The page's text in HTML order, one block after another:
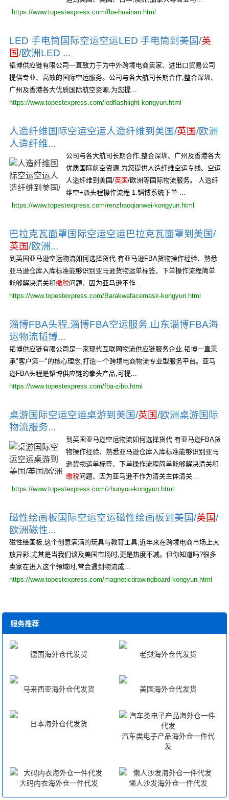
https://www.topestexpress.com/fba-huainan.html
LED 手电筒国际空运空运LED 手电筒到美国/英
国/欧洲LED ...
韬博供应链有限公司一直致力于为中外跨境电商卖家、进出口贸易公司
提供专业、高效的国际空运服务。公司与各大航司长期合作,整合深圳、
广州及香港各大优质国际航空资源,为您提...
https://www.topestexpress.com/ledflashlight-kongyun.html
人造纤维国际空运空运人造纤维到美国/英国/欧洲
人造纤维...
公司与各大航司长期合作,整合深圳、广州及香港各大
优质国际航空资源,为您提供人造纤维空运专线、空运
人造纤维到美国/英国/欧洲等国际物流服务。 人造纤
维空+派头程操作流程 1.韬博系统下单 ...
https://www.topestexpress.com/renzhaoqianwei-kongyun.html
巴拉克瓦面罩国际空运空运巴拉克瓦面罩到美国/
英国/欧洲...
到英国亚马逊空运物流如何选择货代 有亚马逊FBA货物操作经验、熟悉
亚马逊仓库入库标准能够识别亚马逊货物运单标签、下单操作流程简单
能够解决清关和缴税问题、因为亚马逊不作...
https://www.topestexpress.com/Barakwafacemask-kongyun.html
淄博FBA头程,淄博FBA空运服务,山东淄博FBA海
运物流韬博...
韬博供应链有限公司是一家现代互联网物流供应链服务企业,韬博一直秉
承"客户第一"的核心理念,打造一个跨境电商物流专业型服务平台。亚马
逊FBA头程是韬博供应链的拳头产品,可提...
https://www.topestexpress.com/fba-zibo.html
桌游国际空运空运桌游到美国/英国/欧洲桌游国际
物流服务...
到英国亚马逊空运物流如何选择货代 有亚马逊FBA货
物操作经验、熟悉亚马逊仓库入库标准能够识别亚马
逊货物运单标签、下单操作流程简单能够解决清关和
缴税问题、因为亚马逊不作为清关主体清关...
https://www.topestexpress.com/zhuoyou-kongyun.html
磁性绘画板国际空运空运磁性绘画板到美国/英国/
欧洲磁性...
磁性绘画板,这个创意满满的玩具与教育工具,近年来在跨境电商市场上大
放异彩,尤其是当我们谈及美国市场时,更是热度不减。但你知道吗?很多
卖家在进入这个领域时,常会遇到物流成...
https://www.topestexpress.com/magneticdrawingboard-kongyun.html
服务推荐
德国海外仓代发货 老挝海外仓代发货
马来西亚海外仓代发货 美国海外仓代发货
日本海外仓代发货
汽车类电子产品海外仓一件代
发
大码内衣海外仓一件代发 懒人沙发海外仓一件代发